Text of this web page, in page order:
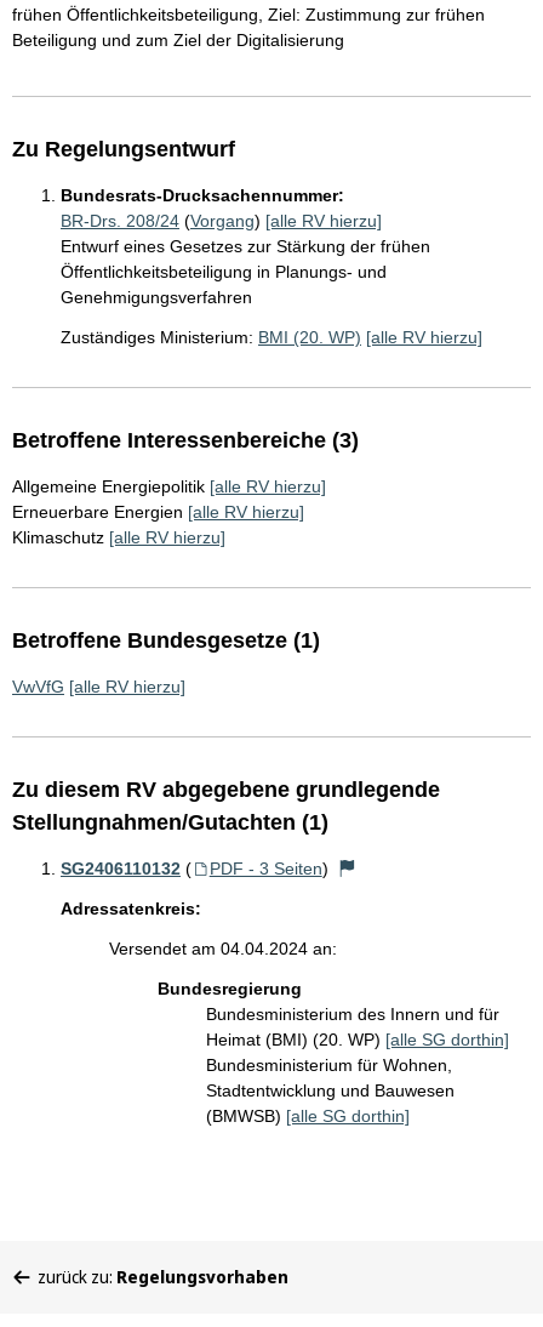
frühen Öffentlichkeitsbeteiligung, Ziel: Zustimmung zur frühen
Beteiligung und zum Ziel der Digitalisierung
Zu Regelungsentwurf
Bundesrats-Drucksachennummer:
BR-Drs. 208/24 (Vorgang) [alle RV hierzu]
Entwurf eines Gesetzes zur Stärkung der frühen
Öffentlichkeitsbeteiligung in Planungs- und
Genehmigungsverfahren
Zuständiges Ministerium: BMI (20. WP) [alle RV hierzu]
Betroffene Interessenbereiche (3)
Allgemeine Energiepolitik [alle RV hierzu]
Erneuerbare Energien [alle RV hierzu]
Klimaschutz [alle RV hierzu]
Betroffene Bundesgesetze (1)
VwVfG [alle RV hierzu]
Zu diesem RV abgegebene grundlegende
Stellungnahmen/Gutachten (1)
SG2406110132 ( PDF - 3 Seiten)
Adressatenkreis:
Versendet am 04.04.2024 an:
Bundesregierung
Bundesministerium des Innern und für
Heimat (BMI) (20. WP) [alle SG dorthin]
Bundesministerium für Wohnen,
Stadtentwicklung und Bauwesen
(BMWSB) [alle SG dorthin]
befinden
zurück zu: Regelungsvorhaben